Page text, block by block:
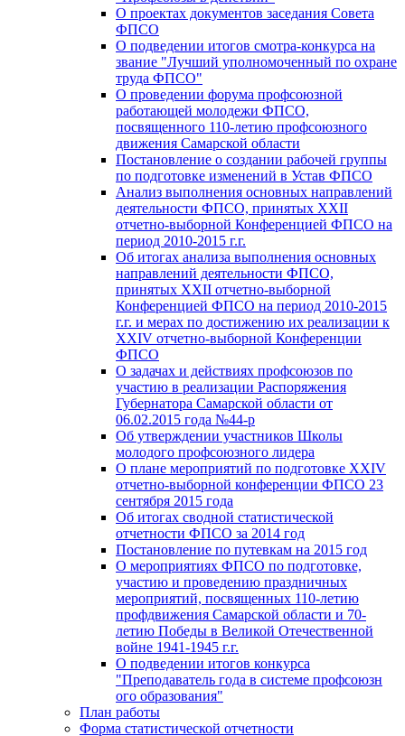
О проектах документов заседания Совета
ФПСО
О подведении итогов смотра-конкурса на
звание "Лучший уполномоченный по охране
труда ФПСО"
О проведении форума профсоюзной
работающей молодежи ФПСО,
посвященного 110-летию профсоюзного
движения Самарской области
Постановление о создании рабочей группы
по подготовке изменений в Устав ФПСО
Анализ выполнения основных направлений
деятельности ФПСО, принятых XXII
отчетно-выборной Конференцией ФПСО на
период 2010-2015 г.г.
Об итогах анализа выполнения основных
направлений деятельности ФПСО,
принятых XXII отчетно-выборной
Конференцией ФПСО на период 2010-2015
г.г. и мерах по достижению их реализации к
XXIV отчетно-выборной Конференции
ФПСО
О задачах и действиях профсоюзов по
участию в реализации Распоряжения
Губернатора Самарской области от
06.02.2015 года №44-р
Об утверждении участников Школы
молодого профсоюзного лидера
О плане мероприятий по подготовке XXIV
отчетно-выборной конференции ФПСО 23
сентября 2015 года
Об итогах сводной статистической
отчетности ФПСО за 2014 год
Постановление по путевкам на 2015 год
О мероприятиях ФПСО по подготовке,
участию и проведению праздничных
мероприятий, посвященных 110-летию
профдвижения Самарской области и 70-
летию Победы в Великой Отечественной
войне 1941-1945 г.г.
О подведении итогов конкурса
"Преподаватель года в системе профсоюзн
ого образования"
План работы
Форма статистической отчетности